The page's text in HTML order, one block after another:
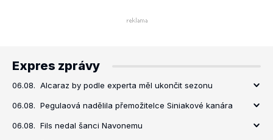
Expres zprávy
06.08. Alcaraz by podle experta měl ukončit sezonu
06.08. Pegulaová nadělila přemožitelce Siniakové kanára
06.08. Fils nedal šanci Navonemu